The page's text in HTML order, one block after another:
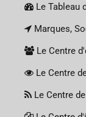
Le Tableau
Marques,
Le Centre
Le Centre
Le Centre